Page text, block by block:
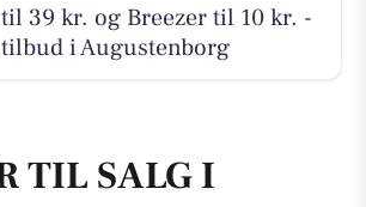
39 kr. og Breezer til 10 kr. -
i Augustenborg
TIL SALG I